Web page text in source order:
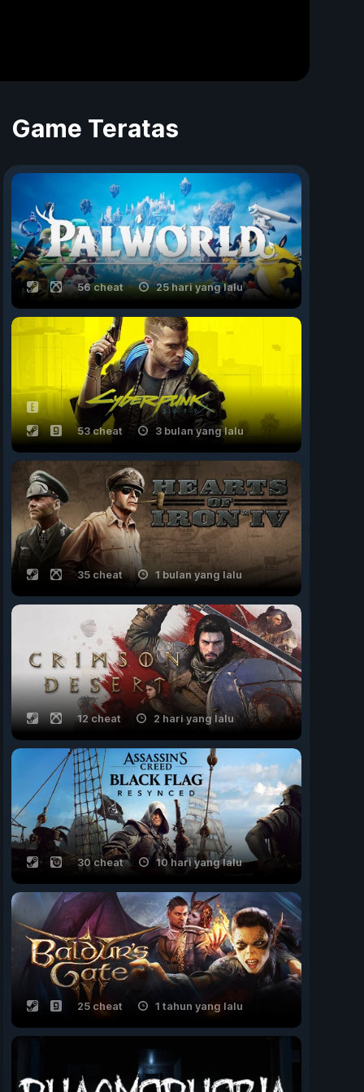
Game Teratas
56 cheat 25 hari yang lalu
53 cheat 3 bulan yang lalu
35 cheat 1 bulan yang lalu
12 cheat 2 hari yang lalu
30 cheat 10 hari yang lalu
25 cheat 1 tahun yang lalu